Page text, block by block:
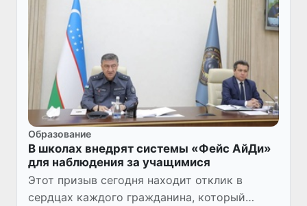
Образование
В школах внедрят системы «Фейс АйДи»
для наблюдения за учащимися
Этот призыв сегодня находит отклик в
сердцах каждого гражданина, который